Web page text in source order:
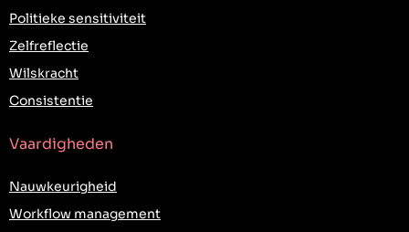
Politieke sensitiviteit
Zelfreflectie
Wilskracht
Consistentie
Vaardigheden
Nauwkeurigheid
Workflow management